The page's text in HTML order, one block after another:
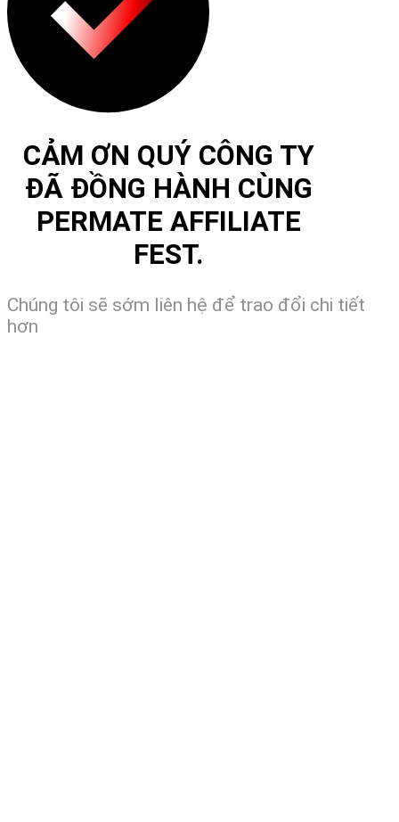
CẢM ƠN QUÝ CÔNG TY
ĐÃ ĐỒNG HÀNH CÙNG
PERMATE AFFILIATE
FEST.
Chúng tôi sẽ sớm liên hệ để trao đổi chi tiết
hơn